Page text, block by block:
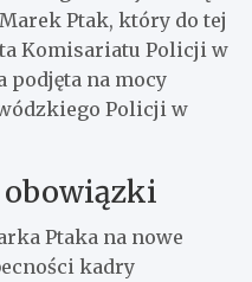
Ptak, który do tej
Komisariatu Policji w
podjęta na mocy
Policji w
Ptaka na nowe
kadry